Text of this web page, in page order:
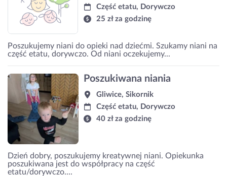
Część etatu, Dorywczo
25 zł za godzinę
Poszukujemy niani do opieki nad dziećmi. Szukamy niani na
część etatu, dorywczo. Od niani oczekujemy...
Poszukiwana niania
Gliwice, Sikornik
Część etatu, Dorywczo
40 zł za godzinę
Dzień dobry, poszukujemy kreatywnej niani. Opiekunka
poszukiwana jest do współpracy na część
etatu/dorywczo....